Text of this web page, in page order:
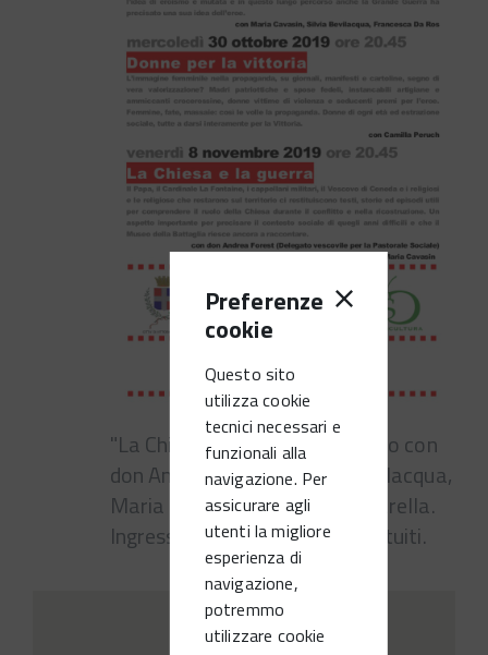
Preferenze
cookie
Questo sito
utilizza cookie
tecnici necessari e
funzionali alla
navigazione. Per
assicurare agli
utenti la migliore
esperienza di
navigazione,
potremmo
utilizzare cookie
"La Chiesa e la guerra" Incontro con
don Andrea Forest, Silvia Bevilacqua,
Maria Cavasin e Cristina Falsarella.
Ingresso e visita al Museo gratuiti.